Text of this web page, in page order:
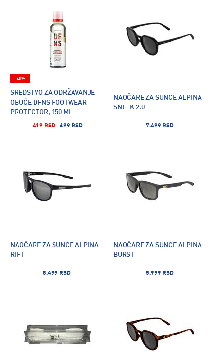
SREDSTVO ZA ODRŽAVANJE
OBUĆE DFNS FOOTWEAR
PROTECTOR, 150 ML
419 RSD 699 RSD
-40%
NAOČARE ZA SUNCE ALPINA
SNEEK 2.0
7.499 RSD
NAOČARE ZA SUNCE ALPINA
RIFT
8.499 RSD
NAOČARE ZA SUNCE ALPINA
BURST
5.999 RSD